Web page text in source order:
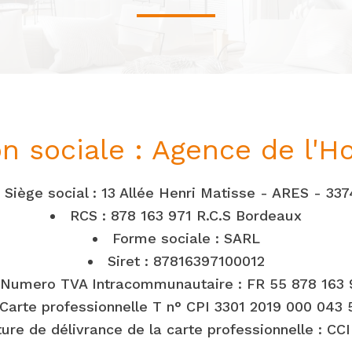
sociale : Agence de
Siège social : 13 Allée Henri Matisse - ARES -
RCS : 878 163 971 R.C.S Bordeaux
Forme sociale : SARL
Siret : 87816397100012
Numero TVA Intracommunautaire : FR 55 878 163
Carte professionnelle T n° CPI 3301 2019 000 043
de délivrance de la carte professionnelle :